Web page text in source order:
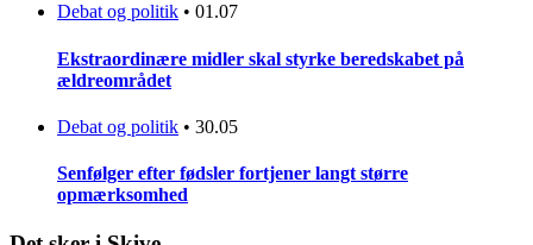
Debat og politik • 01.07
Ekstraordinære midler skal styrke beredskabet på
ældreområdet
Debat og politik • 30.05
Senfølger efter fødsler fortjener langt større
opmærksomhed